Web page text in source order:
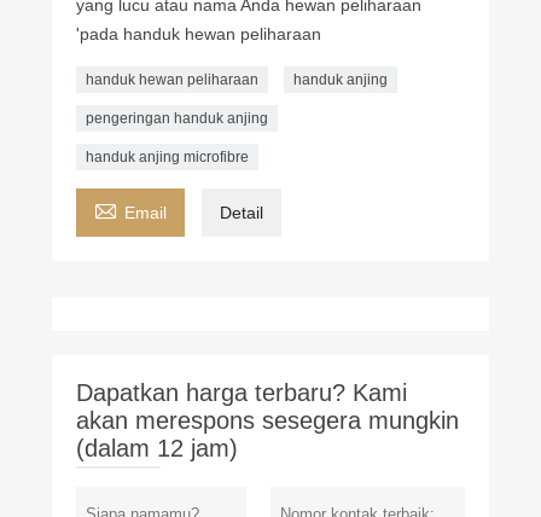
yang lucu atau nama Anda hewan peliharaan
'pada handuk hewan peliharaan
handuk hewan peliharaan handuk anjing
pengeringan handuk anjing
handuk anjing microfibre
 Email Detail
Dapatkan harga terbaru? Kami
akan merespons sesegera mungkin
(dalam 12 jam)